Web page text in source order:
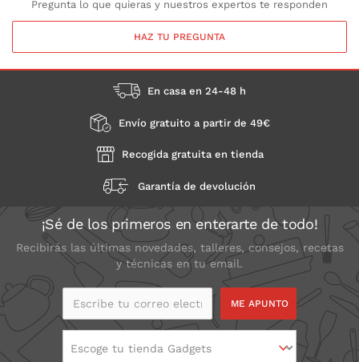
Pregunta lo que quieras y nuestros expertos te responden
HAZ TU PREGUNTA
En casa en 24-48 h
Envío gratuito a partir de 49€
Recogida gratuita en tienda
Garantía de devolución
¡Sé de los primeros en enterarte de todo!
Recibirás las últimas novedades, talleres, consejos, recetas
y técnicas en tu email.
Escribe tu correo
Escoge tu tienda Gadgets